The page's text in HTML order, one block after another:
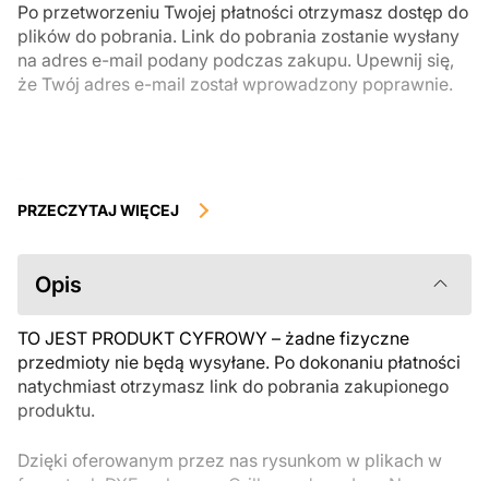
Po przetworzeniu Twojej płatności otrzymasz dostęp do
plików do pobrania. Link do pobrania zostanie wysłany
na adres e-mail podany podczas zakupu. Upewnij się,
że Twój adres e-mail został wprowadzony poprawnie.
podlegają zwrotowi ani wymianie po ich pobraniu. Zalecamy
przed zakupem. Jeśli masz jakiekolwiek problemy z zamówieniem,
skontaktuj się bezpośrednio ze sprzedawcą.
PRZECZYTAJ WIĘCEJ
Opis
TO JEST PRODUKT CYFROWY – żadne fizyczne
przedmioty nie będą wysyłane. Po dokonaniu płatności
natychmiast otrzymasz link do pobrania zakupionego
produktu.
Dzięki oferowanym przez nas rysunkom w plikach w